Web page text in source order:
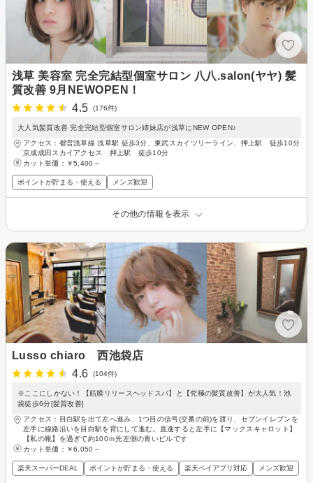
浅草 美容室 完全完結型個室サロン 八八.salon(ヤヤ) 髪
質改善 9月NEWOPEN！
4.5
(176件)
大人気髪質改善 完全完結型個室サロン姉妹店が浅草にNEW OPEN♪
アクセス：都営浅草線 浅草駅 徒歩3分、東武スカイツリーライン、押上駅 徒歩10分
京成成田スカイアクセス 押上駅 徒歩10分
カット単価： ￥5,400～
ポイントが貯まる・使える メンズ歓迎
その他の情報を表示
Lusso chiaro 西池袋店
4.6
(104件)
※ここにしかない！【筋膜リリースヘッドスパ】と【究極の髪質改善】が大人気！池
袋徒歩6分[髪質改善]
アクセス：目白駅を出て左へ進み、1つ目の信号(交番の前)を渡り、セブンイレブンを
左手に線路沿いを目白駅を背にして進む。直進すると左手に【マックスキャロット】
【私の靴】を過ぎて約100ｍ先左側の青いビルです
カット単価： ￥6,050～
楽天スーパーDEAL ポイントが貯まる・使える 楽天ペイアプリ対応 メンズ歓迎